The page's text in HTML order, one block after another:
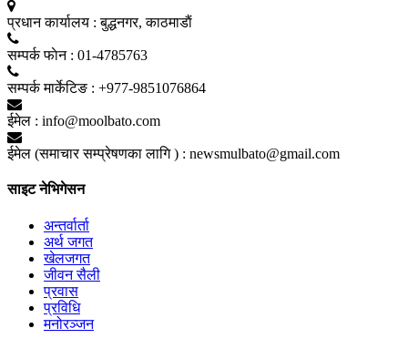
प्रधान कार्यालय : बुद्धनगर, काठमाडाैं
सम्पर्क फाेन : 01-4785763
सम्पर्क मार्केटिङ : +977-9851076864
ईमेल : info@moolbato.com
ईमेल (समाचार सम्प्रेषणका लागि ) : newsmulbato@gmail.com
साइट नेभिगेसन
अन्तर्वार्ता
अर्थ जगत
खेलजगत
जीवन सैली
प्रवास
प्रविधि
मनोरञ्जन